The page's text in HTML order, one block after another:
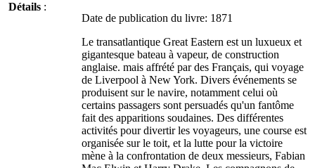
Détails :
Date de publication du livre: 1871
Le transatlantique Great Eastern est un luxueux et
gigantesque bateau à vapeur, de construction
anglaise. mais affrété par des Français, qui voyage
de Liverpool à New York. Divers événements se
produisent sur le navire, notamment celui où
certains passagers sont persuadés qu'un fantôme
fait des apparitions soudaines. Des différentes
activités pour divertir les voyageurs, une course est
organisée sur le toit, et la lutte pour la victoire
mène à la confrontation de deux messieurs, Fabian